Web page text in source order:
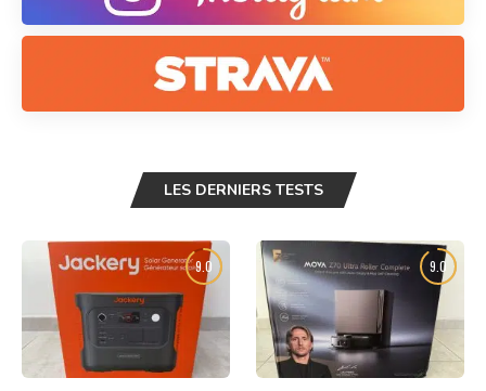
LES DERNIERS TESTS
9.0 9.0